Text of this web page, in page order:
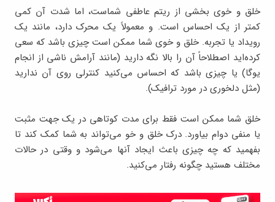
خلق و خوی بخشی از ریتم عاطفی شماست، اما شدت آن کمی
کمتر از یک احساس است. و معمولاً یک محرک دارد، مانند یک
رویداد یا تجربه. خلق و خوی شما ممکن است چیزی باشد که سعی
کرده‌اید اصطلاحاً آن را بالا نگه دارید (مانند آرامش ناشی از انجام
یوگا) یا چیزی باشد که احساس می‌کنید کنترلی روی آن ندارید
(مثل دلخوری در مورد ترافیک).
خلق شما ممکن است فقط برای مدت کوتاهی در یک جهت مثبت
یا منفی دوام بیاورد. درک خلق و خو می‌تواند به شما کمک کند تا
بفهمید که چه چیزی باعث ایجاد آنها می‌شود و وقتی در حالات
مختلف هستید چگونه رفتار می‌کنید.